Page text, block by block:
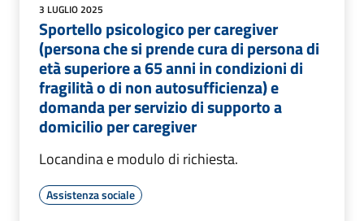
3 LUGLIO 2025
Sportello psicologico per caregiver
(persona che si prende cura di persona di
età superiore a 65 anni in condizioni di
fragilità o di non autosufficienza) e
domanda per servizio di supporto a
domicilio per caregiver
Locandina e modulo di richiesta.
Assistenza sociale